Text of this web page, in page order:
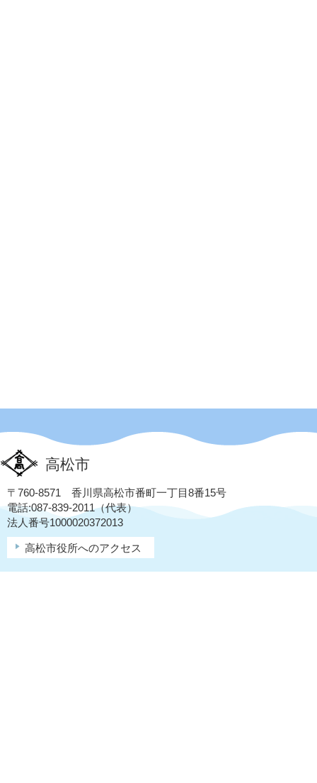
高松市
〒760-8571 香川県高松市番町一丁目8番15号
電話:087-839-2011（代表）
法人番号1000020372013
高松市役所へのアクセス